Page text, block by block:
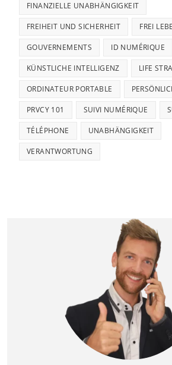
FINANZIELLE UNABHÄNGIGKEIT
FREIHEIT UND SICHERHEIT FREI
GOUVERNEMENTS ID NUMÉRIQUE
KÜNSTLICHE INTELLIGENZ LIFE
ORDINATEUR PORTABLE
PRVCY 101 SUIVI NUMÉRIQUE
TÉLÉPHONE UNABHÄNGIGKEIT
VERANTWORTUNG